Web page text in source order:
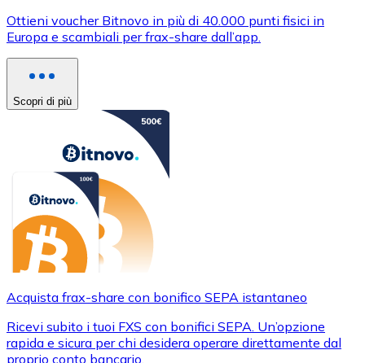
Ottieni voucher Bitnovo in più di 40.000 punti fisici in
Europa e scambiali per frax-share dall’app.
Scopri di più
Acquista frax-share con bonifico SEPA istantaneo
Ricevi subito i tuoi FXS con bonifici SEPA. Un’opzione
rapida e sicura per chi desidera operare direttamente dal
proprio conto bancario.